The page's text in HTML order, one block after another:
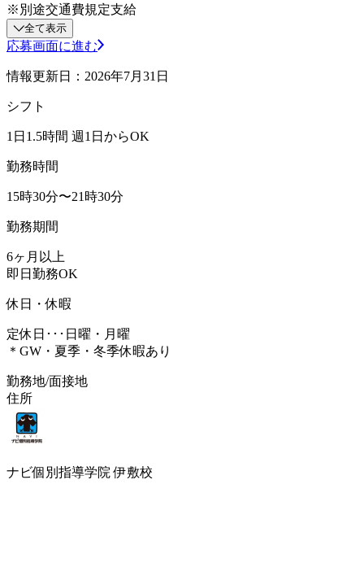
※別途交通費規定支給
全て表示
応募画面に進む
情報更新日：2026年7月31日
シフト
1日1.5時間 週1日からOK
勤務時間
15時30分〜21時30分
勤務期間
6ヶ月以上
即日勤務OK
休日・休暇
定休日･･･日曜・月曜
＊GW・夏季・冬季休暇あり
勤務地/面接地
住所
ナビ個別指導学院 伊敷校